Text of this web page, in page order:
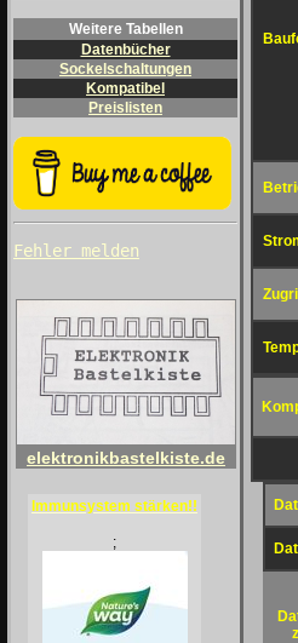
Weitere Tabellen
Datenbücher
Sockelschaltungen
Kompatibel
Preislisten
Fehler melden
elektronikbastelkiste.de
Immunsystem stärken!!
;